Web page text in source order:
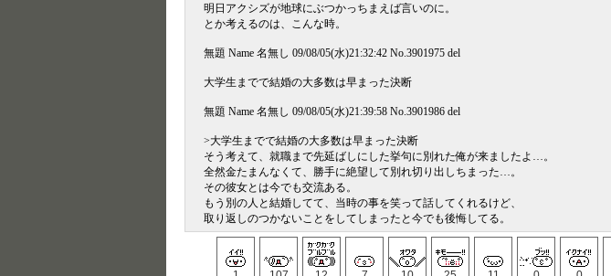
明日アクシズが地球にぶつかっちまえば言いのに。
とか考えるのは、こんな時。
無題 Name 名無し 09/08/05(水)21:32:42 No.3901975 del
大学生までで結婚の大多数は早まった決断
無題 Name 名無し 09/08/05(水)21:39:58 No.3901986 del
>大学生までで結婚の大多数は早まった決断
そう考えて、就職まで先延ばしにした挙句に別れた俺が来ましたよ…。
全然金たまんなくて、勝手に絶望して別れ切り出しちまった…。
その彼女とは今でも交流ある。
もう別の人と結婚してて、当時の事を笑って話してくれるけど、
取り返しのつかないことをしてしまったと今でも後悔してる。